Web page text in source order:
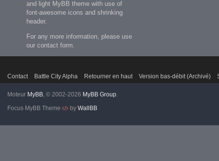
and light MyBB theme with use of
font-awesome icons and shrinking
header.
For any more information, please use
our contact form.
Contact Battle City Alpha Retourner en haut Version bas-débit (Archivé)
Moteur MyBB, © 2002-2026 MyBB Group.
Focus MyBB Theme
by WallBB